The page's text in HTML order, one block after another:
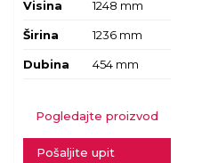
Visina 1248 mm
Širina 1236 mm
Dubina 454 mm
Pogledajte proizvod
Pošaljite upit